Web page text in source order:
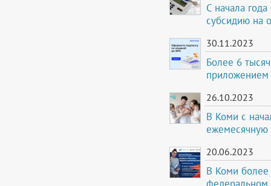
С начала
субсидию на
30.11.2023
Более 6
приложением
26.10.2023
В Коми с
ежемесячную
20.06.2023
В Коми более